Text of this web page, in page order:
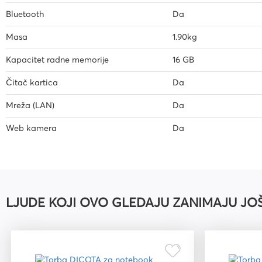
Bluetooth Da
Masa 1.90kg
Kapacitet radne memorije 16 GB
Čitač kartica Da
Mreža (LAN) Da
Web kamera Da
LJUDE KOJI OVO GLEDAJU ZANIMAJU